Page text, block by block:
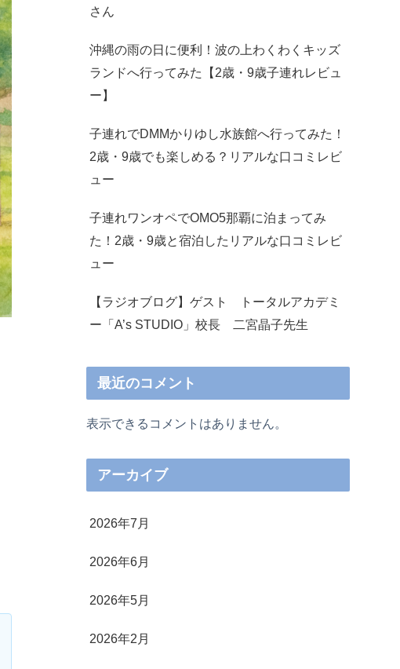
さん
沖縄の雨の日に便利！波の上わくわくキッズ
ランドへ行ってみた【2歳・9歳子連れレビュ
ー】
子連れでDMMかりゆし水族館へ行ってみた！
2歳・9歳でも楽しめる？リアルな口コミレビ
ュー
子連れワンオペでOMO5那覇に泊まってみ
た！2歳・9歳と宿泊したリアルな口コミレビ
ュー
【ラジオブログ】ゲスト トータルアカデミ
ー「A’s STUDIO」校長 二宮晶子先生
最近のコメント
表示できるコメントはありません。
アーカイブ
2026年7月
2026年6月
2026年5月
2026年2月